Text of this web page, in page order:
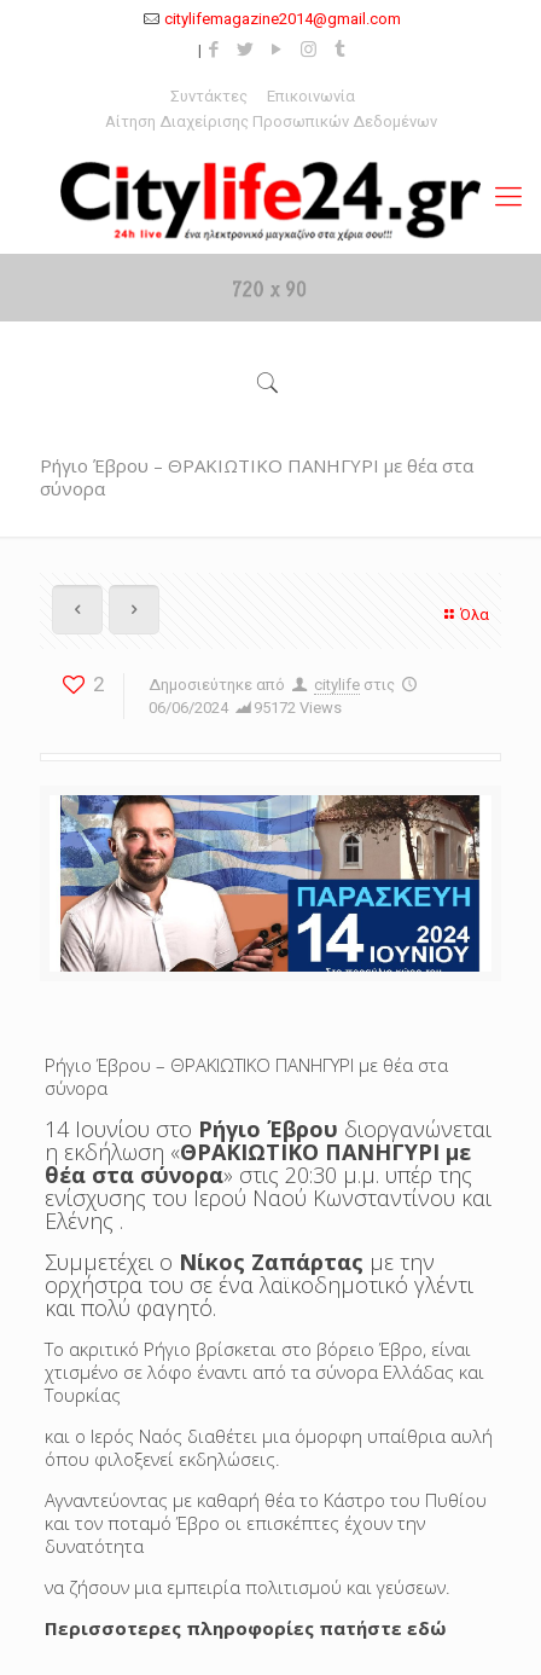
citylifemagazine2014@gmail.com
Συντάκτες
Επικοινωνία
Αίτηση Διαχείρισης Προσωπικών Δεδομένων
Ρήγιο Έβρου – ΘΡΑΚΙΩΤΙΚΟ ΠΑΝΗΓΥΡΙ με θέα στα
σύνορα
Όλα
2 Δημοσιεύτηκε από citylife στις
06/06/2024
95172 Views
Ρήγιο Έβρου – ΘΡΑΚΙΩΤΙΚΟ ΠΑΝΗΓΥΡΙ με θέα στα
σύνορα
14 Ιουνίου στο Ρήγιο Έβρου διοργανώνεται
η εκδήλωση «ΘΡΑΚΙΩΤΙΚΟ ΠΑΝΗΓΥΡΙ με
θέα στα σύνορα» στις 20:30 μ.μ. υπέρ της
ενίσχυσης του Ιερού Ναού Κωνσταντίνου και
Ελένης .
Συμμετέχει ο Νίκος Ζαπάρτας με την
ορχήστρα του σε ένα λαϊκοδημοτικό γλέντι
και πολύ φαγητό.
Το ακριτικό Ρήγιο βρίσκεται στο βόρειο Έβρο, είναι
χτισμένο σε λόφο έναντι από τα σύνορα Ελλάδας και
Τουρκίας
και ο Ιερός Ναός διαθέτει μια όμορφη υπαίθρια αυλή
όπου φιλοξενεί εκδηλώσεις.
Αγναντεύοντας με καθαρή θέα το Κάστρο του Πυθίου
και τον ποταμό Έβρο οι επισκέπτες έχουν την
δυνατότητα
να ζήσουν μια εμπειρία πολιτισμού και γεύσεων.
Περισσοτερες πληροφορίες πατήστε εδώ